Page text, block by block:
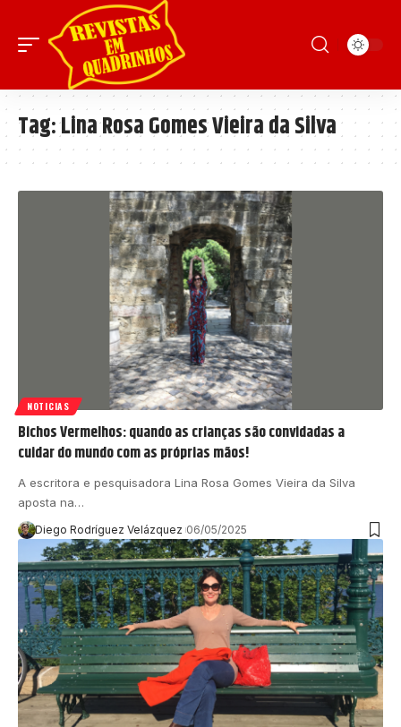
Tag:Lina Rosa Gomes Vieira da Silva
NOTICIAS
Bichos Vermelhos: quando as crianças são convidadas a
cuidar do mundo com as próprias mãos!
A escritora e pesquisadora Lina Rosa Gomes Vieira da Silva
aposta na…
Diego Rodríguez Velázquez 06/05/2025